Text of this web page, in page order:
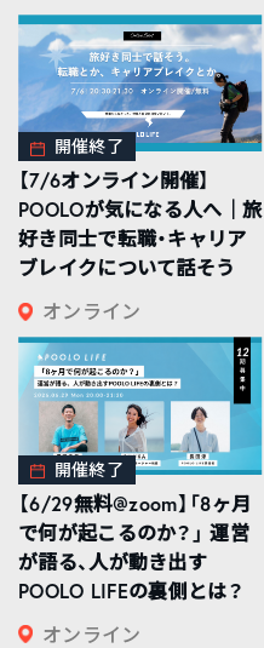
開催終了
【7/6オンライン開催】
POOLOが気になる人へ｜旅
好き同士で転職・キャリア
ブレイクについて話そう
オンライン
開催終了
【6/29無料@zoom】「8ヶ月
で何が起こるのか？」 運営
が語る、人が動き出す
POOLO LIFEの裏側とは？
オンライン